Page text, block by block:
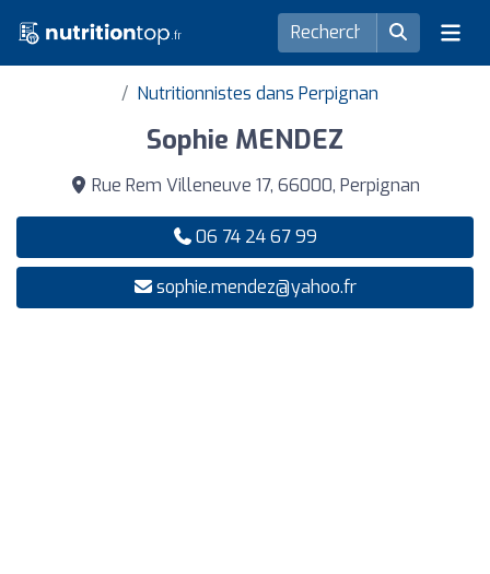
Nutritionnistes dans Perpignan
Sophie MENDEZ
Rue Rem Villeneuve 17, 66000, Perpignan
06 74 24 67 99
sophie.mendez@yahoo.fr